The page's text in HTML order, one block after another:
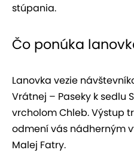
stúpania.
Čo ponúka
Lanovka vezie
Vrátnej – Paseky k sedlu
vrcholom Chleb. Výstup
odmení vás nádherným
Malej Fatry.